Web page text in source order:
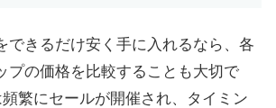
できるだけ安く手に入れるなら、各
プの価格を比較することも大切で
繁にセールが開催され、タイミン